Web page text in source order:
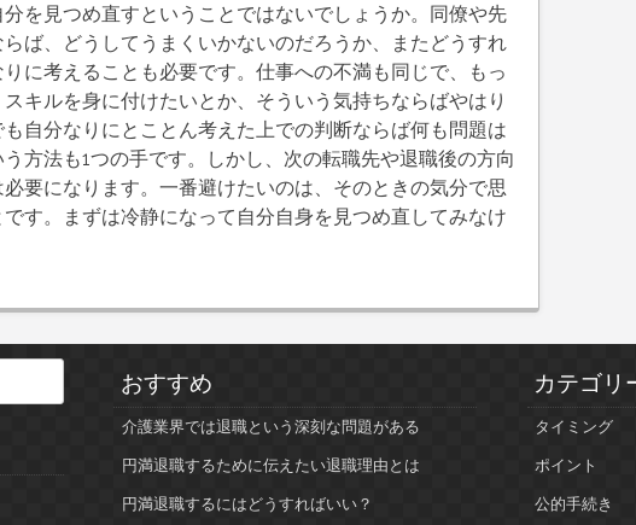
を見つめ直すということではないでしょうか。同僚や先
ば、どうしてうまくいかないのだろうか、またどうすれ
に考えることも必要です。仕事への不満も同じで、もっ
キルを身に付けたいとか、そういう気持ちならばやはり
自分なりにとことん考えた上での判断ならば何も問題は
方法も1つの手です。しかし、次の転職先や退職後の方向
要になります。一番避けたいのは、そのときの気分で思
す。まずは冷静になって自分自身を見つめ直してみなけ
おすすめ
介護業界では退職という深刻な問題がある
円満退職するために伝えたい退職理由とは
円満退職するにはどうすればいい？
カテゴリ
タイミング
ポイント
公的手続き